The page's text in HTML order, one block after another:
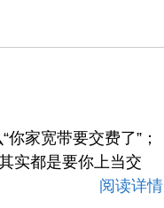
家宽带要交费了”；
实都是要你上当交
阅读详情